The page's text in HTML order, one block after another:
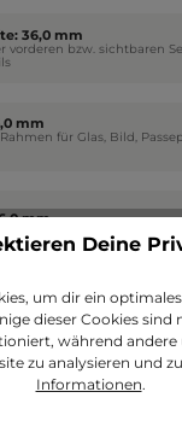
36,0 mm
vorderen bzw. sichtbaren
mm
für Glas, Bild,
mm
Rahmen am Rand das Glas
Deine
um dir ein
dieser Cookies
während andere
zu analysieren und
Informationen.